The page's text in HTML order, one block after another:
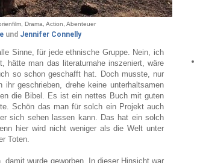
Drama, Action, Abenteuer
und Jennifer Connelly
Sinne, für jede ethnische Gruppe. Nein, ich
hätte man das literaturnahe inszeniert, wäre
so schon geschafft hat. Doch musste, nur
geschrieben, drehe keine unterhaltsamen
die Bibel. Es ist ein nettes Buch mit guten
Schön das man für solch ein Projekt auch
sich sehen lassen kann. Das hat ein solch
hier wird nicht weniger als die Welt unter
Toten.
wurde geworben. In dieser Hinsicht war